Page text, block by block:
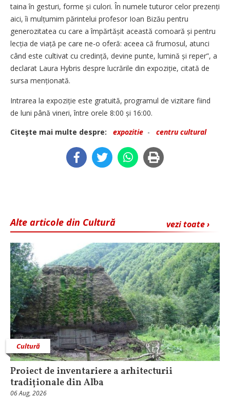
taina în gesturi, forme și culori. În numele tuturor celor prezenți
aici, îi mulțumim părintelui profesor Ioan Bizău pentru
generozitatea cu care a împărtășit această comoară și pentru
lecția de viață pe care ne-o oferă: aceea că frumosul, atunci
când este cultivat cu credință, devine punte, lumină și reper”, a
declarat Laura Hybris despre lucrările din expoziție, citată de
sursa menționată.
Intrarea la expoziție este gratuită, programul de vizitare fiind
de luni până vineri, între orele 8:00 și 16:00.
Citeşte mai multe despre:
expozitie - centru cultural
vezi toate ›
Alte articole din Cultură
Cultură
Proiect de inventariere a arhitecturii
tradiționale din Alba
06 Aug, 2026